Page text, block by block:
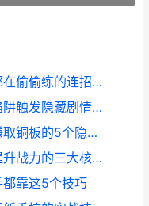
逆水寒手指技能全攻略：高玩都在偷偷练的连招技巧
逆水寒城墙自刎全攻略：避开陷阱触发隐藏剧情的秘诀
逆水寒帮会拿钱全攻略：轻松赚取铜板的5个隐藏技巧
逆水寒加强武器全攻略：轻松提升战力的三大核心技巧
靠这5个技巧